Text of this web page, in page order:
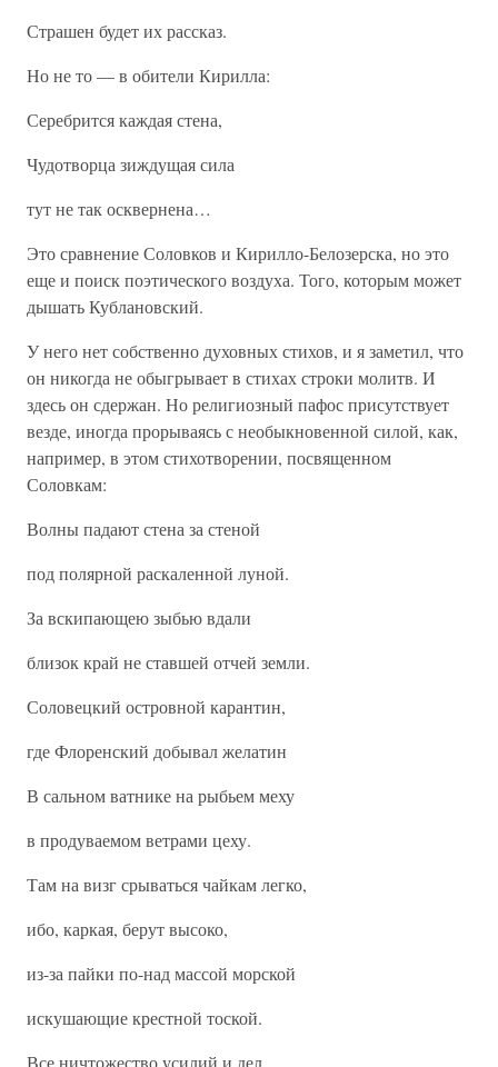
Страшен будет их рассказ.
Но не то — в обители Кирилла:
Серебрится каждая стена,
Чудотворца зиждущая сила
тут не так осквернена…
Это сравнение Соловков и Кирилло-Белозерска, но это
еще и поиск поэтического воздуха. Того, которым может
дышать Кублановский.
У него нет собственно духовных стихов, и я заметил, что
он никогда не обыгрывает в стихах строки молитв. И
здесь он сдержан. Но религиозный пафос присутствует
везде, иногда прорываясь с необыкновенной силой, как,
например, в этом стихотворении, посвященном
Соловкам:
Волны падают стена за стеной
под полярной раскаленной луной.
За вскипающею зыбью вдали
близок край не ставшей отчей земли.
Соловецкий островной карантин,
где Флоренский добывал желатин
В сальном ватнике на рыбьем меху
в продуваемом ветрами цеху.
Там на визг срываться чайкам легко,
ибо, каркая, берут высоко,
из-за пайки по-над массой морской
искушающие крестной тоской.
Все ничтожество усилий и дел